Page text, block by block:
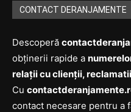
CONTACT DERANJAMENTE
Descoperă
obținerii rapide a
relații cu clienții,
Cu
contact necesare pentru a